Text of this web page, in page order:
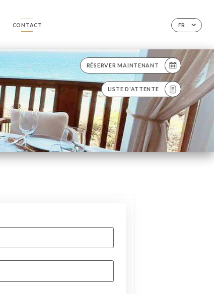
FR
CONTACT
RÉSERVER MAINTENANT
LISTE D'ATTENTE